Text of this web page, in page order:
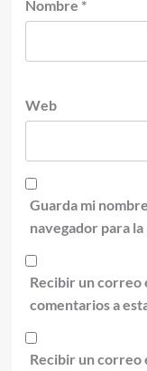
Nombre *
Web
Guarda mi
navegador para
Recibir un correo
comentarios a
Recibir un correo